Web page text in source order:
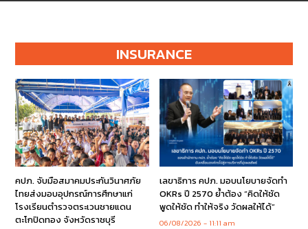
INSURANCE
คปภ. จับมือสมาคมประกันวินาศภัย
ไทยส่งมอบอุปกรณ์การศึกษาแก่
โรงเรียนตำรวจตระเวนชายแดน
ตะโกปิดทอง จังหวัดราชบุรี
เลขาธิการ คปภ. มอบนโยบายจัดทำ
OKRs ปี 2570 ย้ำต้อง “คิดให้ชัด
พูดให้ชัด ทำให้จริง วัดผลให้ได้”
06/08/2026 11:11 am